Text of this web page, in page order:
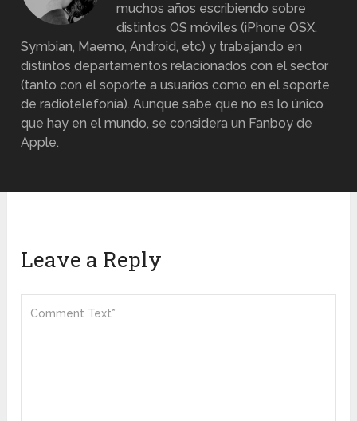
muchos años escribiendo sobre
distintos OS móviles (iPhone OSX,
Symbian, Maemo, Android, etc) y trabajando en
distintos departamentos relacionados con el sector
(tanto con el soporte a usuarios como en el soporte
de radiotelefonía). Aunque sabe que no es lo único
que hay en el mundo, se considera un Fanboy de
Apple.
Leave a Reply